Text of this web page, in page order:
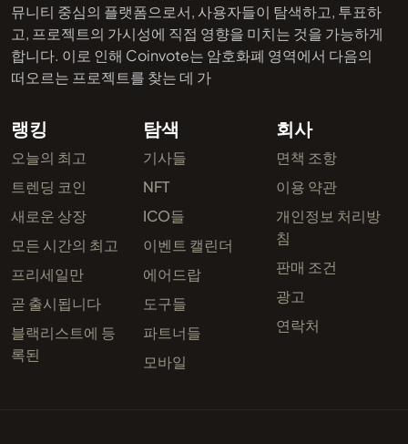
뮤니티 중심의 플랫폼으로서, 사용자들이 탐색하고, 투표하
고, 프로젝트의 가시성에 직접 영향을 미치는 것을 가능하게
합니다. 이로 인해 Coinvote는 암호화폐 영역에서 다음의
떠오르는 프로젝트를 찾는 데 가
랭킹
오늘의 최고
트렌딩 코인
새로운 상장
모든 시간의 최고
프리세일만
곧 출시됩니다
블랙리스트에 등
록된
탐색
기사들
NFT
ICO들
이벤트 캘린더
에어드랍
도구들
파트너들
모바일
회사
면책 조항
이용 약관
개인정보 처리방
침
판매 조건
광고
연락처